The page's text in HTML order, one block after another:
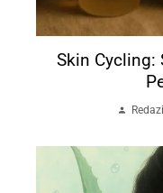
Skin Cycling: